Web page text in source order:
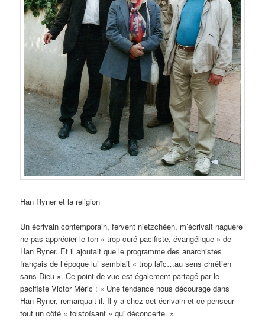
Han Ryner et la religion
Un écrivain contemporain, fervent nietzchéen, m’écrivait naguère
ne pas apprécier le ton « trop curé pacifiste, évangélique » de
Han Ryner. Et il ajoutait que le programme des anarchistes
français de l’époque lui semblait « trop laïc…au sens chrétien
sans Dieu ». Ce point de vue est également partagé par le
pacifiste Victor Méric : « Une tendance nous décourage dans
Han Ryner, remarquait-il. Il y a chez cet écrivain et ce penseur
tout un côté « tolstoïsant » qui déconcerte. »